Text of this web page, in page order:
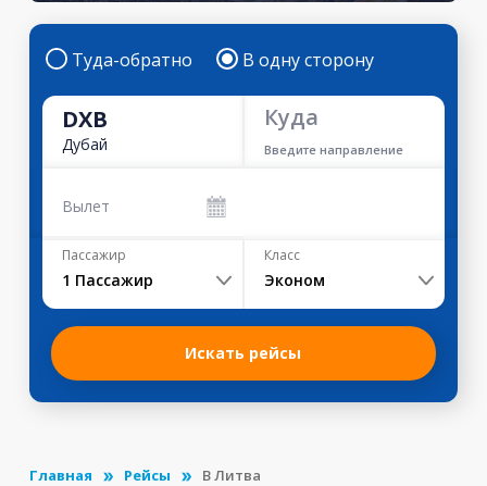
Туда-обратно В одну сторону
DXB
Дубай
Куда
Введите направление
Вылет
Пассажир
1 Пассажир
Класс
Эконом
Искать рейсы
Главная Рейсы В Литва